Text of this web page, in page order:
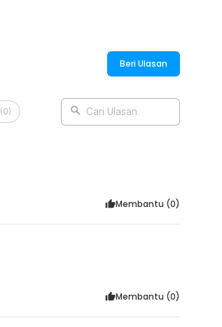
Beri Ulasan
(0) Cari Ulasan
Membantu (0)
Membantu (0)